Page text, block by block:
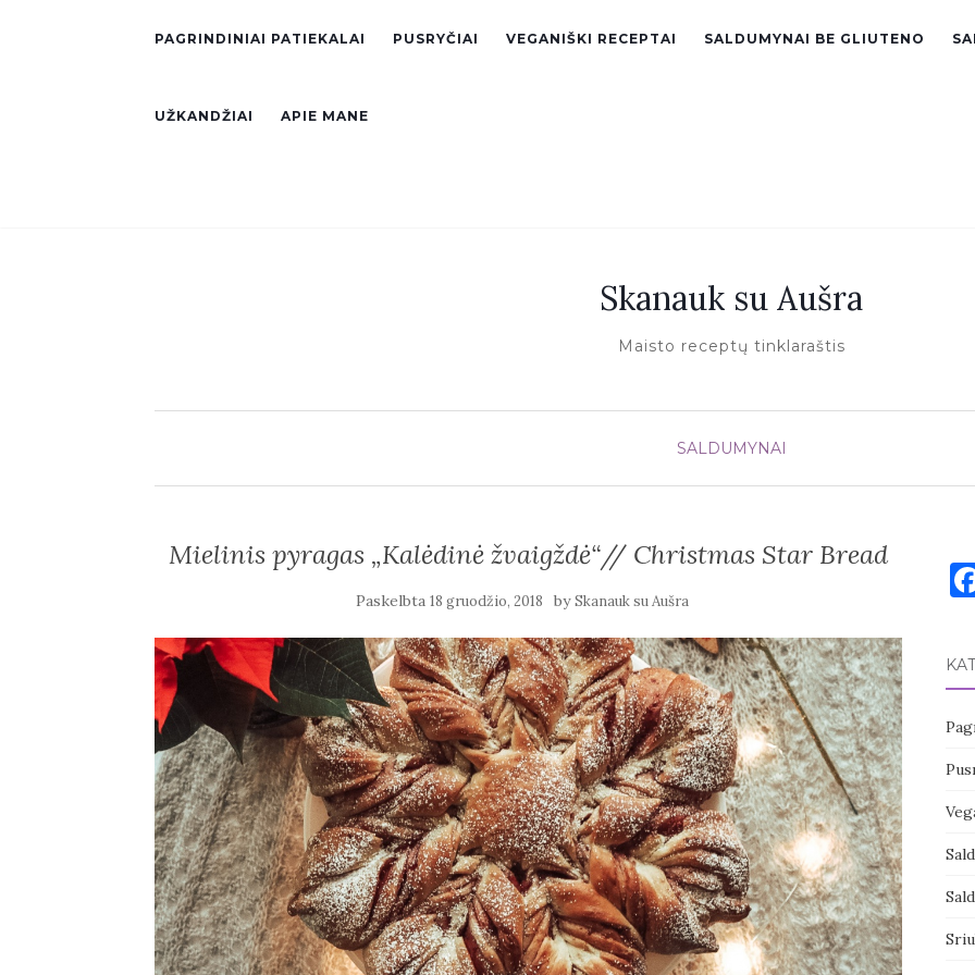
PAGRINDINIAI PATIEKALAI PUSRYČIAI VEGANIŠKI RECEPTAI SALDUMYNAI BE GLIUTENO
UŽKANDŽIAI APIE MANE
Skanauk su Aušra
Maisto receptų tinklaraštis
SALDUMYNAI
Mielinis pyragas „Kalėdinė žvaigždė“// Christmas Star Bread
Paskelbta18 gruodžio, 2018 bySkanauk su Aušra